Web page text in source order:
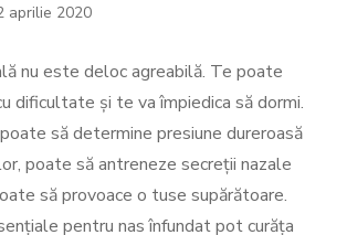
aprilie 2020
nu este deloc agreabilă. Te poate
dificultate şi te va împiedica să dormi.
să determine presiune dureroasă
poate să antreneze secreţii nazale
să provoace o tuse supărătoare.
pentru nas înfundat pot curăţa